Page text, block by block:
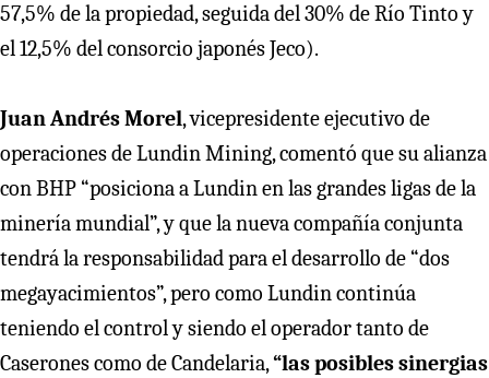
57,5% de la propiedad, seguida del 30% de Río Tinto y
el 12,5% del consorcio japonés Jeco).
Juan Andrés Morel, vicepresidente ejecutivo de
operaciones de Lundin Mining, comentó que su alianza
con BHP “posiciona a Lundin en las grandes ligas de la
minería mundial”, y que la nueva compañía conjunta
tendrá la responsabilidad para el desarrollo de “dos
megayacimientos”, pero como Lundin continúa
teniendo el control y siendo el operador tanto de
Caserones como de Candelaria,“las posibles sinergias